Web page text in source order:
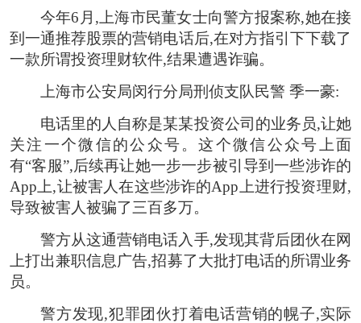
今年6月,上海市民董女士向警方报案称,她在接
到一通推荐股票的营销电话后,在对方指引下下载了
一款所谓投资理财软件,结果遭遇诈骗。
上海市公安局闵行分局刑侦支队民警 季一豪:
电话里的人自称是某某投资公司的业务员,让她
关注一个微信的公众号。这个微信公众号上面
有“客服”,后续再让她一步一步被引导到一些涉诈的
App上,让被害人在这些涉诈的App上进行投资理财,
导致被害人被骗了三百多万。
警方从这通营销电话入手,发现其背后团伙在网
上打出兼职信息广告,招募了大批打电话的所谓业务
员。
警方发现,犯罪团伙打着电话营销的幌子,实际